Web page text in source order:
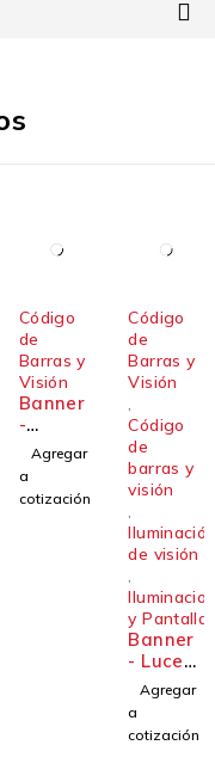
Código
de
Barras y
Visión
Banner
-
ABR711
6-RSE2
Agregar
a
cotización
Código
de
Barras y
Visión
Código
de
barras y
visión
de visión
y Pantalla
Banner
- Luces
de
anillo
de
ángulo
Agregar
a
cotización